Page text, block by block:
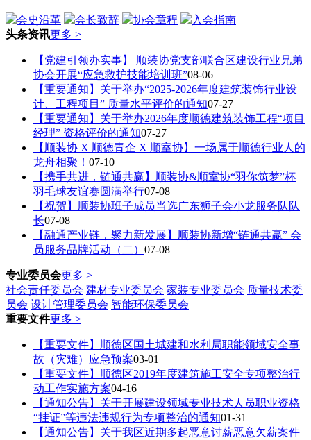
会史沿革 会长致辞 协会章程
入会指南
头条资讯更多 >
【党建引领办实事】 顺装协党支部联合区建设行业兄弟
协会开展“应急救护技能培训班”08-06
【重要通知】关于举办“2025-2026年度建筑装饰行业设
计、工程项目” 质量水平评价的通知07-27
【重要通知】关于举办2026年度顺德建筑装饰工程“项目
经理” 资格评价的通知07-27
【顺装协 X 顺德青企 X 顺室协】一场属于顺德行业人的
龙舟相聚！ 07-10
【携手共进，链通共赢】顺装协&顺室协“羽你筑梦”杯
羽毛球友谊赛圆满举行07-08
【祝贺】顺装协班子成员当选广东狮子会小龙服务队队
长07-08
【融通产业链，聚力新发展】顺装协新增“链通共赢” 会
员服务品牌活动（二） 07-08
专业委员会更多 >
社会责任委员会 建材专业委员会 家装专业委员会 质量技术委
员会 设计管理委员会 智能环保委员会
重要文件更多 >
【重要文件】顺德区国土城建和水利局职能领域安全事
故（灾难）应急预案03-01
【重要文件】顺德区2019年度建筑施工安全专项整治行
动工作实施方案04-16
【通知公告】关于开展建设领域专业技术人员职业资格
“挂证”等违法违规行为专项整治的通知01-31
【通知公告】关于我区近期多起恶意讨薪恶意欠薪案件